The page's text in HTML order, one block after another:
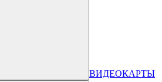
ВИДЕОКАРТЫ